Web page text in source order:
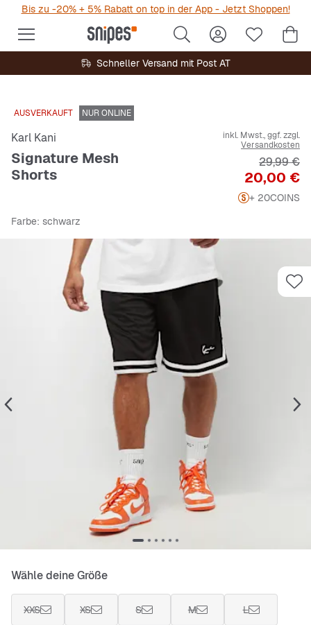
Bis zu -20% + 5% Rabatt on top in der App - Jetzt Shoppen!
Schneller Versand mit Post AT
AUSVERKAUFT NUR ONLINE
Karl Kani
Signature Mesh
Shorts
inkl. Mwst., ggf. zzgl.
Versandkosten
Preis
20,00 €
29,99 €
+ 20COINS
Farbe: schwarz
Wähle deine Größe
XXS XS S M L